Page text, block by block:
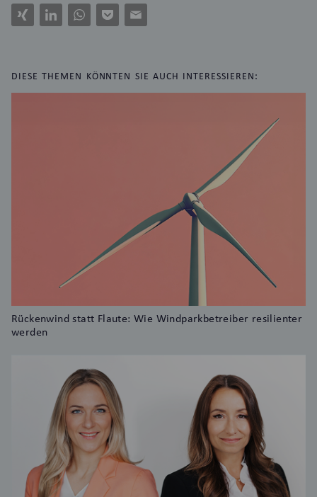
Xing LinkedInWhatsAppPocketE-
Mail
DIESE THEMEN KÖNNTEN SIE AUCH INTERESSIEREN:
Rückenwind statt Flaute: Wie Windparkbetreiber resilienter
werden